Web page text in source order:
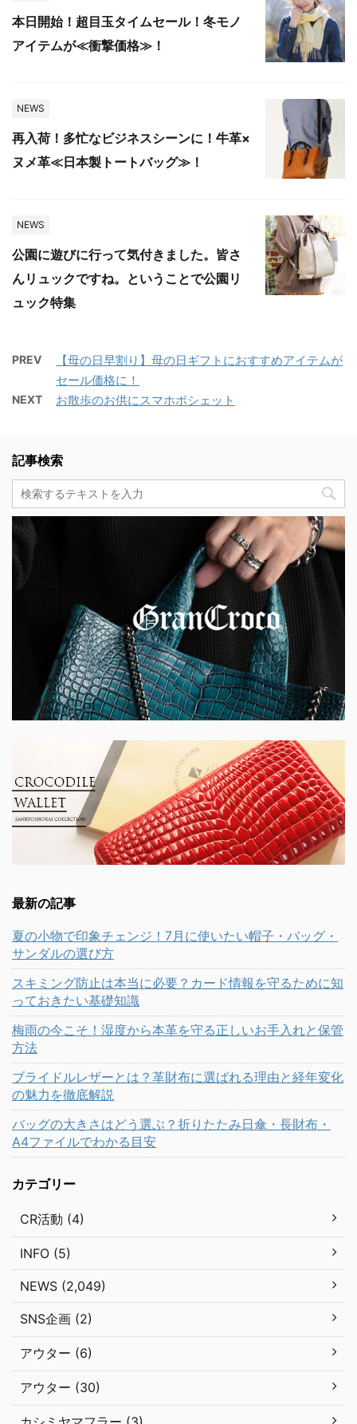
本日開始！超目玉タイムセール！冬モノ
アイテムが≪衝撃価格≫！
NEWS
再入荷！多忙なビジネスシーンに！牛革×
ヌメ革≪日本製トートバッグ≫！
NEWS
公園に遊びに行って気付きました。皆さ
んリュックですね。ということで公園リ
ュック特集
PREV
【母の日早割り】母の日ギフトにおすすめアイテムが
セール価格に！
NEXT お散歩のお供にスマホポシェット
記事検索
最新の記事
夏の小物で印象チェンジ！7月に使いたい帽子・バッグ・
サンダルの選び方
スキミング防止は本当に必要？カード情報を守るために知
っておきたい基礎知識
梅雨の今こそ！湿度から本革を守る正しいお手入れと保管
方法
ブライドルレザーとは？革財布に選ばれる理由と経年変化
の魅力を徹底解説
バッグの大きさはどう選ぶ？折りたたみ日傘・長財布・
A4ファイルでわかる目安
カテゴリー
CR活動 (4)
INFO (5)
NEWS (2,049)
SNS企画 (2)
アウター (6)
アウター (30)